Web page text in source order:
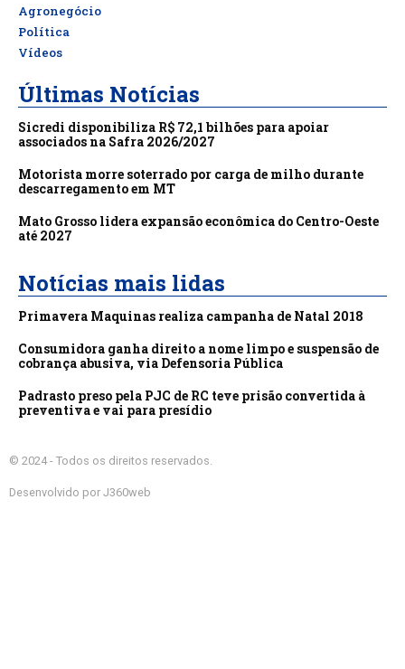
Agronegócio
Política
Vídeos
Últimas Notícias
Sicredi disponibiliza R$ 72,1 bilhões para apoiar
associados na Safra 2026/2027
Motorista morre soterrado por carga de milho durante
descarregamento em MT
Mato Grosso lidera expansão econômica do Centro-Oeste
até 2027
Notícias mais lidas
Primavera Maquinas realiza campanha de Natal 2018
Consumidora ganha direito a nome limpo e suspensão de
cobrança abusiva, via Defensoria Pública
Padrasto preso pela PJC de RC teve prisão convertida à
preventiva e vai para presídio
© 2024 - Todos os direitos reservados.
Desenvolvido por J360web